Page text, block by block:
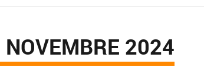
NOVEMBRE 2024